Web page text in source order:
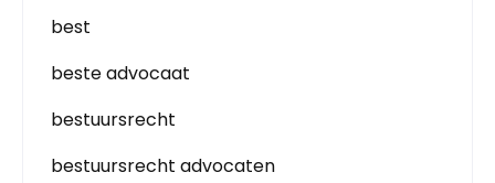
best
beste advocaat
bestuursrecht
bestuursrecht advocaten